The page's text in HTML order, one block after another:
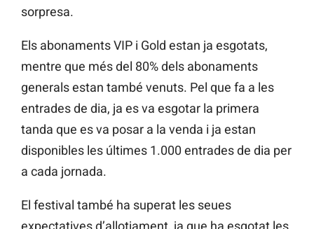
sorpresa.
Els abonaments VIP i Gold estan ja esgotats,
mentre que més del 80% dels abonaments
generals estan també venuts. Pel que fa a les
entrades de dia, ja es va esgotar la primera
tanda que es va posar a la venda i ja estan
disponibles les últimes 1.000 entrades de dia per
a cada jornada.
El festival també ha superat les seues
expectatives d’allotjament, ja que ha esgotat les